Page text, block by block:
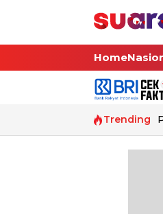
Home
Trending